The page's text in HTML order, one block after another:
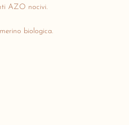
AZO nocivi.
biologica.